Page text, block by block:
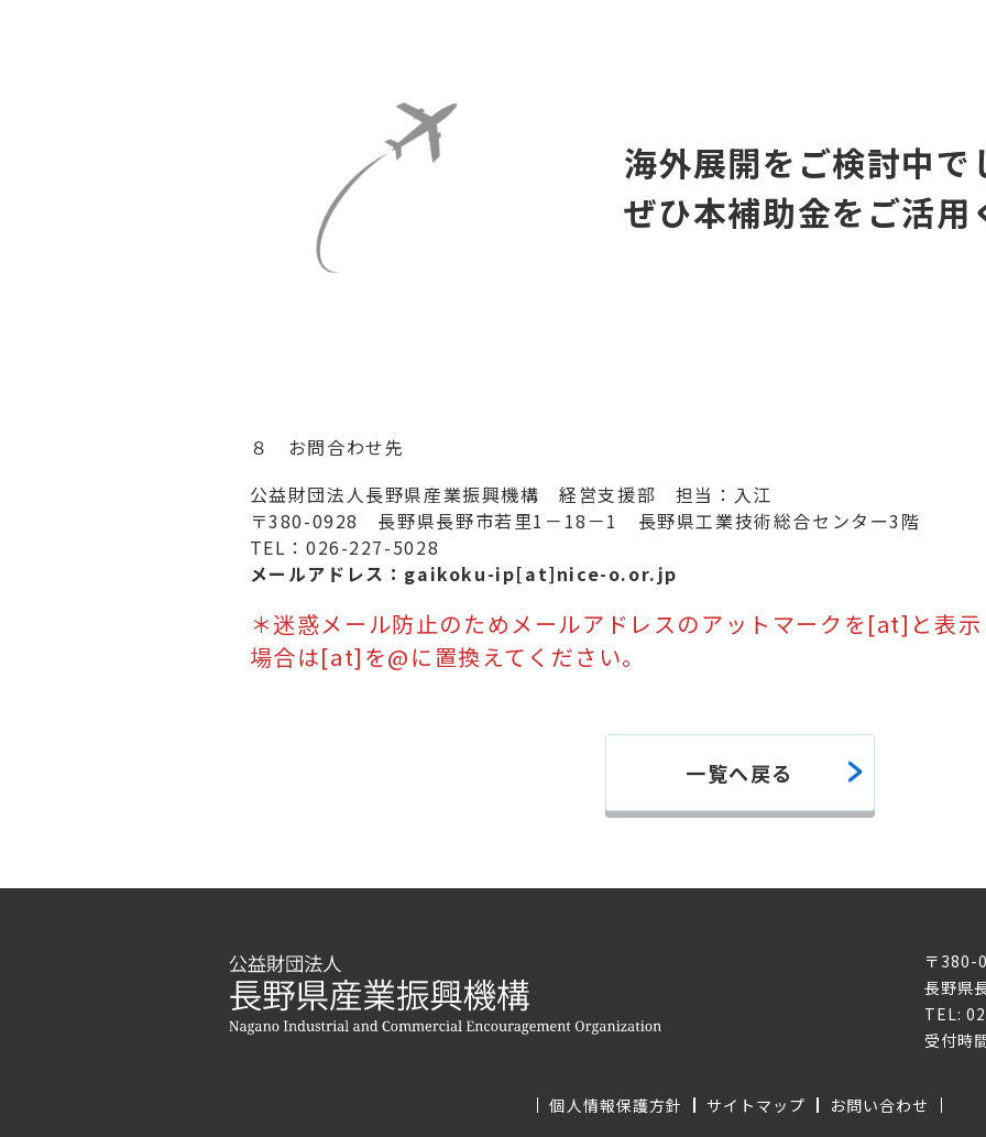
海外展開をご検討中で
ぜひ本補助金をご活用
８ お問合わせ先
公益財団法人長野県産業振興機構 経営支援部 担当：入江
〒380-0928 長野県長野市若里1－18－1 長野県工業技術総合センター3階
TEL：026-227-5028
メールアドレス：gaikoku-ip[at]nice-o.or.jp
＊迷惑メール防止のためメールアドレスのアットマークを[at]と表示
場合は[at]を@に置換えてください。
一覧へ戻る
〒380-
長野県
TEL:
受付時
個人情報保護方針 サイトマップ お問い合わせ